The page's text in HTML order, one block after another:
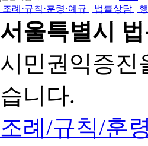
조례·규칙·훈령·예규 법률상담
서울특별시
시민권익증진
습니다.
조례/규칙/훈